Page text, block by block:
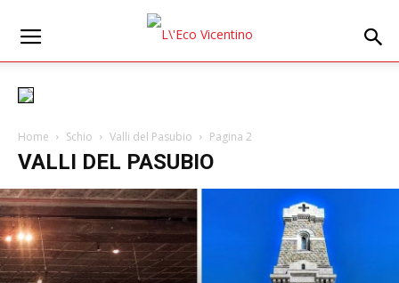
Home Schio Valli del Pasubio Pagina 2
VALLI DEL PASUBIO